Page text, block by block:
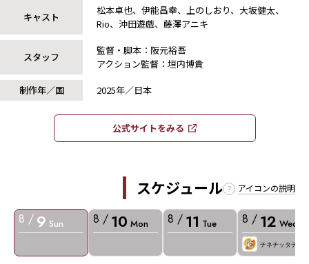
キャスト
松本卓也、伊能昌幸、上のしおり、大坂健太、
Rio、沖田遊戯、藤澤アニキ
スタッフ
監督・脚本：阪元裕吾
アクション監督：垣内博貴
制作年／国
2025年／日本
公式サイトをみる​​
スケジュール アイコンの説明
8 / 9 Sun 8 / 10 Mon 8 / 11 Tue 8 / 12 Wed
チネチッタデー